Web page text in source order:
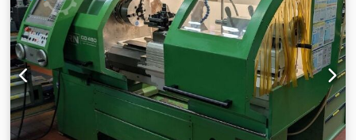
la recogida - después de la recepción de la factura
3.000 rpm Cabezal móvil: MK 4 Carreras Eje X: 230 mm
Potencia máx. absorbida: 10 kW Peso máquina: 2100 kg
Codpfxsziy A Ij Aggoha Dotación 46 Spannzangen 173 E
nach DIN 6343 / 46 collets 173 E DIN 6343